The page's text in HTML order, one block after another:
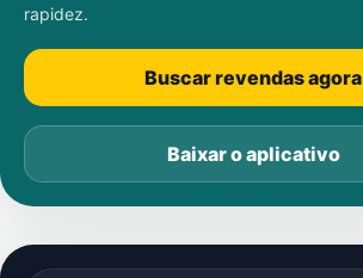
rapidez.
Buscar revendas agora
Baixar o aplicativo